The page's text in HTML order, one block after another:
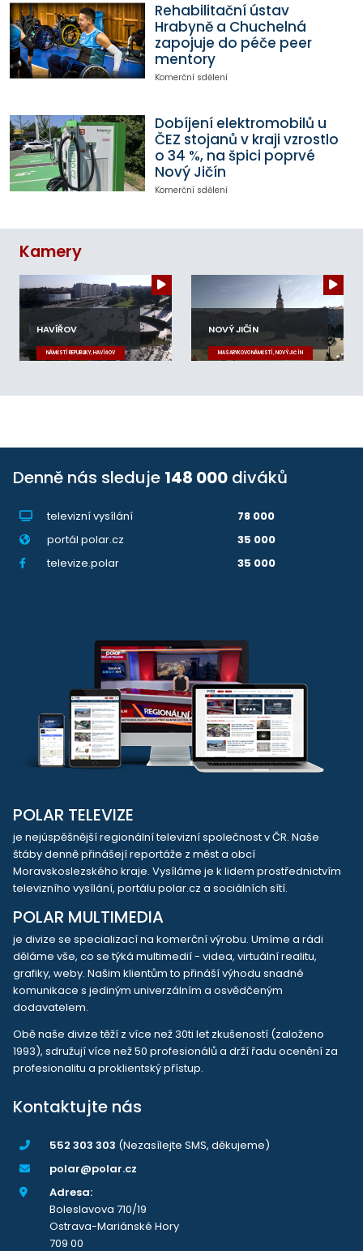
Rehabilitační ústav
Hrabyně a Chuchelná
zapojuje do péče peer
mentory
Komerční sdělení
Dobíjení elektromobilů u
ČEZ stojanů v kraji vzrostlo
o 34 %, na špici poprvé
Nový Jičín
Komerční sdělení
Kamery
HAVÍŘOV
NÁMĚSTÍ REPUBLIKY, HAVÍŘOV
NOVÝ JIČÍN
MASARYKOVO NÁMĚSTÍ, NOVÝ JIČÍN
Denně nás sleduje 148 000 diváků
televizní vysílání
78 000
portál polar.cz
35 000
televize.polar
35 000
POLAR TELEVIZE
je nejúspěšnější regionální televizní společnost v ČR. Naše
štáby denně přinášejí reportáže z měst a obcí
Moravskoslezského kraje. Vysíláme je k lidem prostřednictvím
televizního vysílání, portálu polar.cz a sociálních sítí.
POLAR MULTIMEDIA
je divize se specializací na komerční výrobu. Umíme a rádi
děláme vše, co se týká multimedií - videa, virtuální realitu,
grafiky, weby. Našim klientům to přináší výhodu snadné
komunikace s jediným univerzálním a osvědčeným
dodavatelem.
Obě naše divize těží z více než 30ti let zkušeností (založeno
1993), sdružují více než 50 profesionálů a drží řadu ocenění za
profesionalitu a proklientský přístup.
Kontaktujte nás
552 303 303 (Nezasílejte SMS, děkujeme)
polar@polar.cz
Adresa:
Boleslavova 710/19
Ostrava-Mariánské Hory
709 00